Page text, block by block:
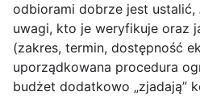
odbiorami dobrze jest ustalić,
uwagi, kto je weryfikuje oraz
(zakres, termin, dostępność
uporządkowana procedura
budżet dodatkowo „zjadają”